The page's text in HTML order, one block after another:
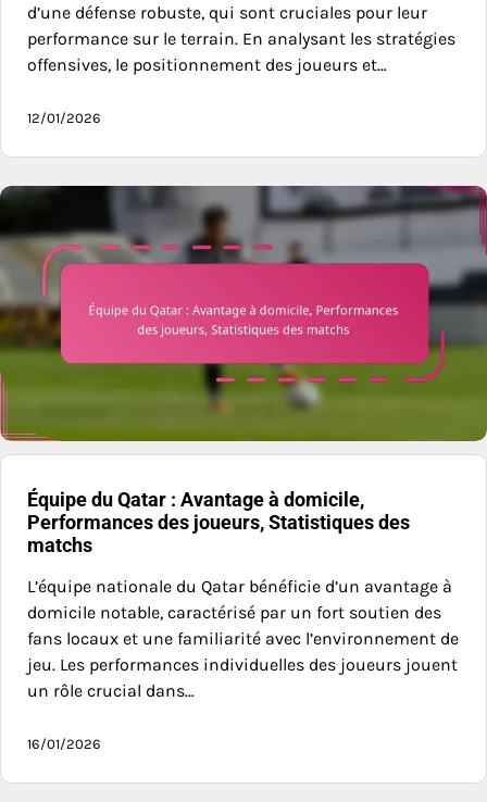
d’une défense robuste, qui sont cruciales pour leur
performance sur le terrain. En analysant les stratégies
offensives, le positionnement des joueurs et…
12/01/2026
Équipe du Qatar : Avantage à domicile,
Performances des joueurs, Statistiques des
matchs
L’équipe nationale du Qatar bénéficie d’un avantage à
domicile notable, caractérisé par un fort soutien des
fans locaux et une familiarité avec l’environnement de
jeu. Les performances individuelles des joueurs jouent
un rôle crucial dans…
16/01/2026